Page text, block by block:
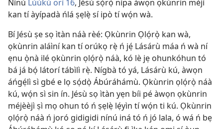
Nínú Lúùkù orí 16, Jésù sọ̀rọ̀ nípa àwọn ọkùnrin méjì
kan tí àyípadà ńlá ṣẹlẹ̀ sí ipò tí wọ́n wà.
Bí Jésù ṣe sọ ìtàn náà rèé: Ọkùnrin Ọlọ́rọ̀ kan wà,
ọkùnrin aláìní kan tí orúkọ rẹ̀ ń jẹ́ Lásárù máa ń wà ní
ẹnu ọ̀nà ilé ọkùnrin ọlọ́rọ̀ náà, kó lè jẹ ohunkóhun tó
bá já bọ́ látorí tábìlì rẹ̀. Nígbà tó yá, Lásárù kú, àwọn
áńgẹ́lì sì gbé e lọ sọ́dọ̀ Ábúráhámù. Ọkùnrin ọlọ́rọ̀ náà
kú, wọ́n sì sin ín. Jésù sọ ìtàn yẹn bíi pé àwọn ọkùnrin
méjèèjì ṣì mọ ohun tó ń ṣẹlẹ̀ lẹ́yìn tí wọ́n ti kú. Ọkùnrin
ọlọ́rọ̀ náà ń joró gidigidi nínú iná tó ń jó lala, ó wá ń bẹ